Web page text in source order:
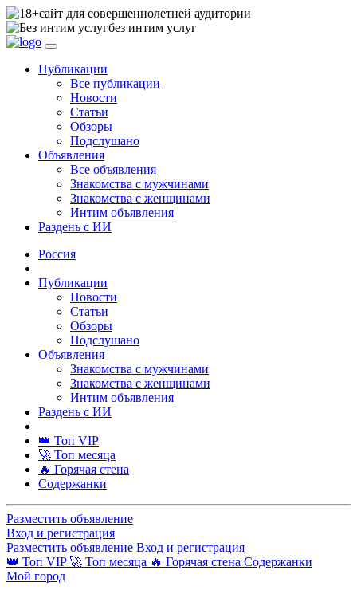
сайт для совершеннолетней аудитории
без интим услуг
Публикации
Все публикации
Новости
Статьи
Обзоры
Подслушано
Объявления
Все объявления
Знакомства с мужчинами
Знакомства с женщинами
Интим объявления
Раздень с ИИ
Россия
Публикации
Новости
Статьи
Обзоры
Подслушано
Объявления
Знакомства с мужчинами
Знакомства с женщинами
Интим объявления
Раздень с ИИ
👑 Топ VIP
🚀 Топ месяца
🔥 Горячая стена
Содержанки
Разместить объявление
Вход и регистрация
Разместить объявление Вход и регистрация
👑 Топ VIP 🚀 Топ месяца 🔥 Горячая стена Содержанки
Мой город